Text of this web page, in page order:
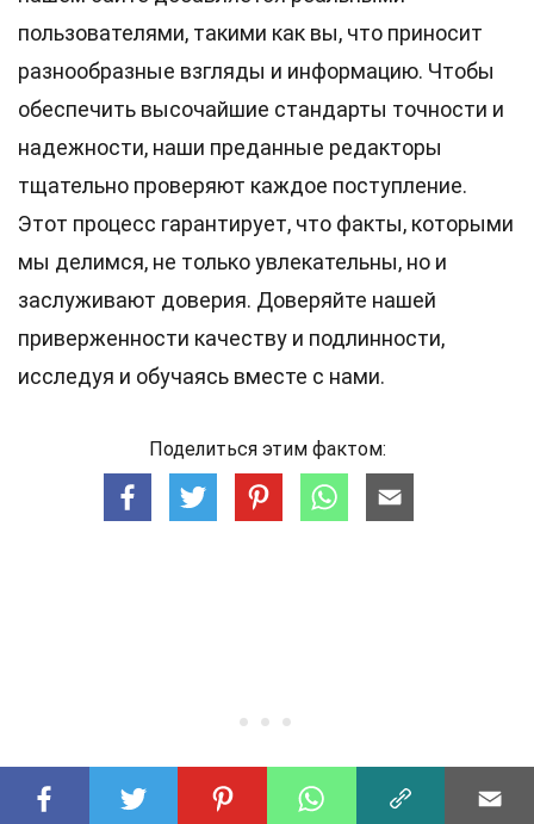
пользователями, такими как вы, что приносит
разнообразные взгляды и информацию. Чтобы
обеспечить высочайшие стандарты точности и
надежности, наши преданные редакторы
тщательно проверяют каждое поступление.
Этот процесс гарантирует, что факты, которыми
мы делимся, не только увлекательны, но и
заслуживают доверия. Доверяйте нашей
приверженности качеству и подлинности,
исследуя и обучаясь вместе с нами.
Поделиться этим фактом: